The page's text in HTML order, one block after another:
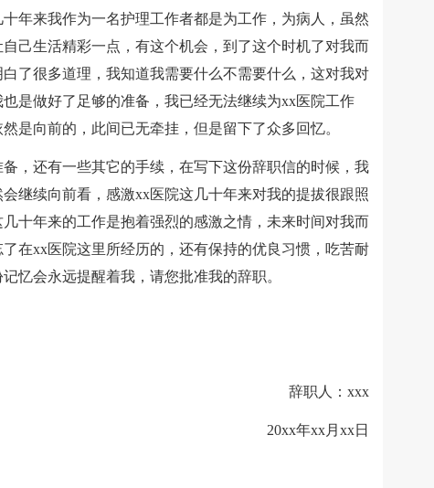
来我作为一名护理工作者都是为工作，为病人，虽然
己生活精彩一点，有这个机会，到了这个时机了对我而
了很多道理，我知道我需要什么不需要什么，这对我对
是做好了足够的准备，我已经无法继续为xx医院工作
是向前的，此间已无牵挂，但是留下了众多回忆。
还有一些其它的手续，在写下这份辞职信的时候，我
继续向前看，感激xx医院这几十年来对我的提拔很跟照
十年来的工作是抱着强烈的感激之情，未来时间对我而
在xx医院这里所经历的，还有保持的优良习惯，吃苦耐
忆会永远提醒着我，请您批准我的辞职。
辞职人：xxx
20xx年xx月xx日